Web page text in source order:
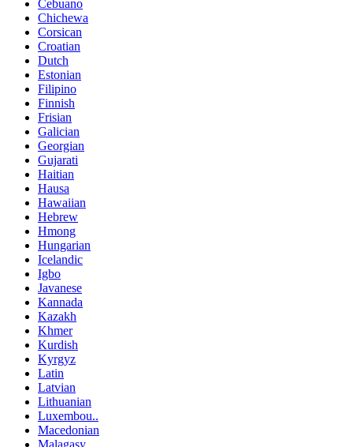
Cebuano
Chichewa
Corsican
Croatian
Dutch
Estonian
Filipino
Finnish
Frisian
Galician
Georgian
Gujarati
Haitian
Hausa
Hawaiian
Hebrew
Hmong
Hungarian
Icelandic
Igbo
Javanese
Kannada
Kazakh
Khmer
Kurdish
Kyrgyz
Latin
Latvian
Lithuanian
Luxembou..
Macedonian